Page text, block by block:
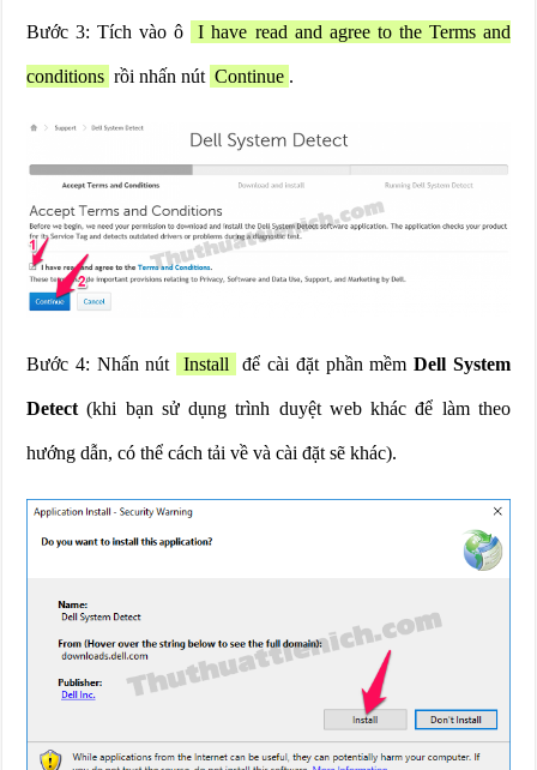
Bước 3: Tích vào ô I have read and agree to the Terms and
conditions rồi nhấn nút Continue .
Bước 4: Nhấn nút Install để cài đặt phần mềmDell System
Detect (khi bạn sử dụng trình duyệt web khác để làm theo
hướng dẫn, có thể cách tải về và cài đặt sẽ khác).